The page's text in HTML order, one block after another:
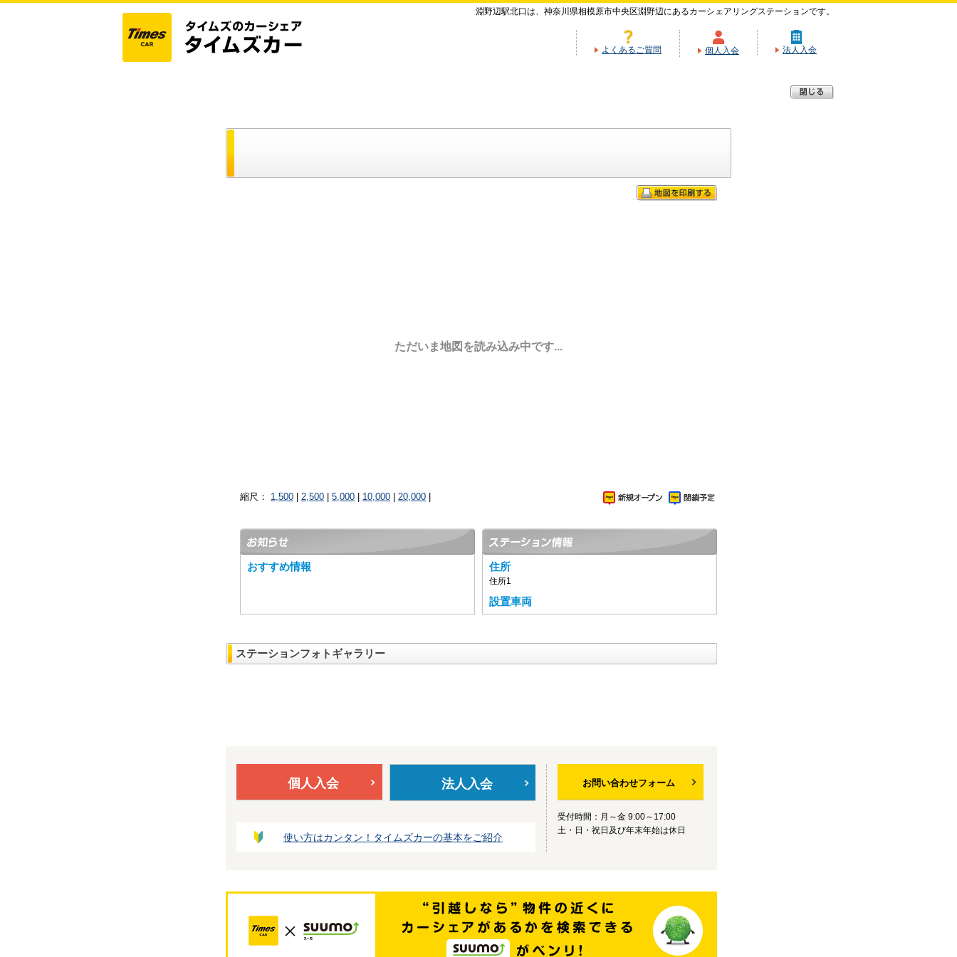
淵野辺駅北口は、神奈川県相模原市中央区淵野辺にあるカーシェアリングステーションです。
よくあるご質問 個人入会 法人入会
ただいま地図を読み込み中です...
縮尺： 1,500 2,500 5,000 10,000 20,000
おすすめ情報 住所
住所1
設置車両
ステーションフォトギャラリー
個人入会 法人入会
使い方はカンタン！タイムズカーの基本をご紹介
お問い合わせフォーム
受付時間：月～金 9:00～17:00
土・日・祝日及び年末年始は休日